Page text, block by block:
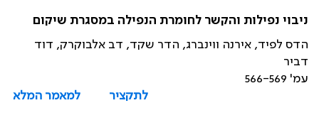
ניבוי נפילות והקשר לחומרת הנפילה במסגרת שיקום
הדס לפיד, אירנה ווינברג, הדר שקד, דב אלבוקרק, דוד
דביר
עמ' 566-569
לתקציר
למאמר המלא